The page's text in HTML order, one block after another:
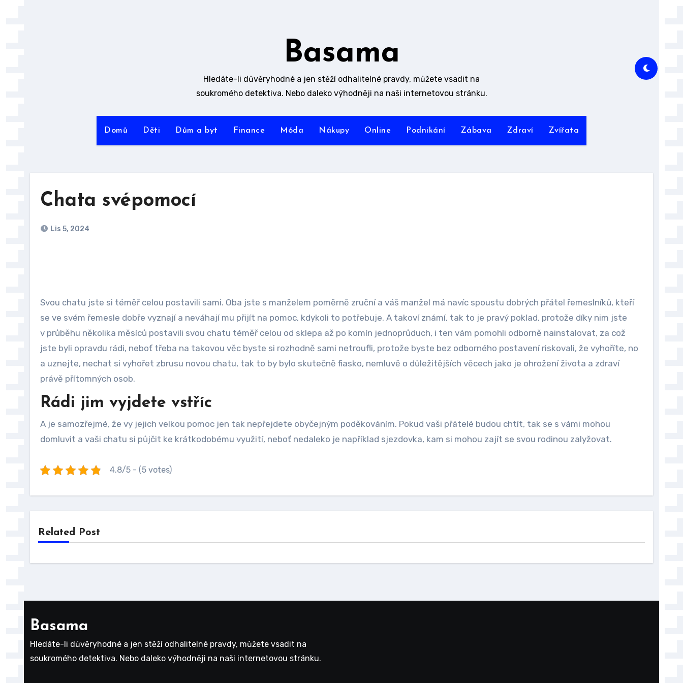
Basama
Hledáte-li důvěryhodné a jen stěží odhalitelné pravdy, můžete vsadit na
soukromého detektiva. Nebo daleko výhodněji na naši internetovou stránku.
Domů Děti Dům a byt Finance Móda Nákupy Online Podnikání Zábava Zdraví Zvířata
Chata svépomocí
Lis 5, 2024
Svou chatu jste si téměř celou postavili sami. Oba jste s manželem poměrně zruční a váš manžel má navíc spoustu dobrých přátel řemeslníků, kteří
se ve svém řemesle dobře vyznají a neváhají mu přijít na pomoc, kdykoli to potřebuje. A takoví známí, tak to je pravý poklad, protože díky nim jste
v průběhu několika měsíců postavili svou chatu téměř celou od sklepa až po komín jednoprůduch, i ten vám pomohli odborně nainstalovat, za což
jste byli opravdu rádi, neboť třeba na takovou věc byste si rozhodně sami netroufli, protože byste bez odborného postavení riskovali, že vyhoříte, no
a uznejte, nechat si vyhořet zbrusu novou chatu, tak to by bylo skutečně fiasko, nemluvě o důležitějších věcech jako je ohrožení života a zdraví
právě přítomných osob.
Rádi jim vyjdete vstříc
A je samozřejmé, že vy jejich velkou pomoc jen tak nepřejdete obyčejným poděkováním. Pokud vaši přátelé budou chtít, tak se s vámi mohou
domluvit a vaši chatu si půjčit ke krátkodobému využití, neboť nedaleko je například sjezdovka, kam si mohou zajít se svou rodinou zalyžovat.
4.8/5 - (5 votes)
Related Post
Basama
Hledáte-li důvěryhodné a jen stěží odhalitelné pravdy, můžete vsadit na
soukromého detektiva. Nebo daleko výhodněji na naši internetovou stránku.